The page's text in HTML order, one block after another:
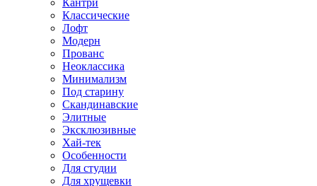
Кантри
Классические
Лофт
Модерн
Прованс
Неоклассика
Минимализм
Под старину
Скандинавские
Элитные
Эксклюзивные
Хай-тек
Особенности
Для студии
Для хрущевки